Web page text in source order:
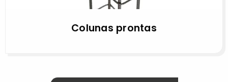
Colunas prontas